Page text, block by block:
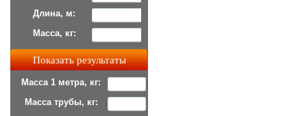
Длина, м:
Масса, кг:
Масса 1 метра, кг:
Масса трубы, кг: